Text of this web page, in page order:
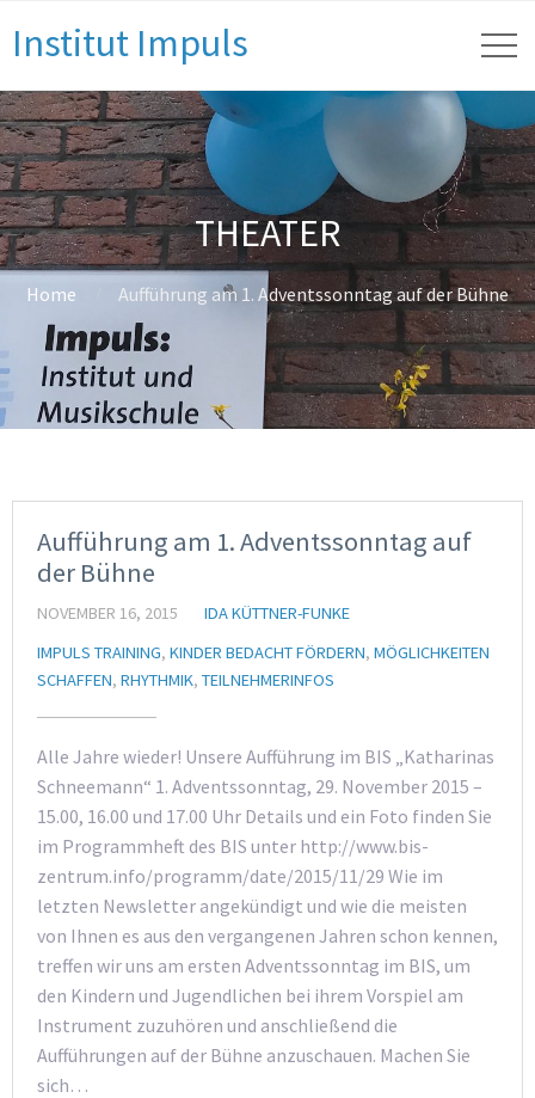
Institut Impuls
THEATER
Home Aufführung am 1. Adventssonntag auf der Bühne
Aufführung am 1. Adventssonntag auf
der Bühne
NOVEMBER 16, 2015
IDA KÜTTNER-FUNKE
IMPULS TRAINING, KINDER BEDACHT FÖRDERN, MÖGLICHKEITEN
SCHAFFEN, RHYTHMIK, TEILNEHMERINFOS
Alle Jahre wieder! Unsere Aufführung im BIS „Katharinas
Schneemann“ 1. Adventssonntag, 29. November 2015 –
15.00, 16.00 und 17.00 Uhr Details und ein Foto finden Sie
im Programmheft des BIS unter http://www.bis-
zentrum.info/programm/date/2015/11/29 Wie im
letzten Newsletter angekündigt und wie die meisten
von Ihnen es aus den vergangenen Jahren schon kennen,
treffen wir uns am ersten Adventssonntag im BIS, um
den Kindern und Jugendlichen bei ihrem Vorspiel am
Instrument zuzuhören und anschließend die
Aufführungen auf der Bühne anzuschauen. Machen Sie
sich…